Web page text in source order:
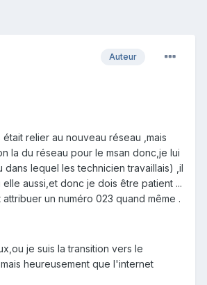
Auteur
relier au nouveau réseau ,mais
la du réseau pour le msan donc,je lui
lequel les technicien travaillais) ,il
aussi,et donc je dois être patient ...
un numéro 023 quand même .
je suis la transition vers le
heureusement que l'internet